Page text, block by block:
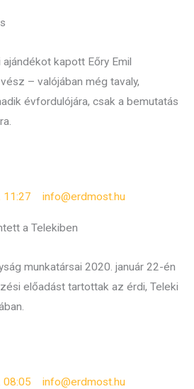
kapott Eőry Emil
– valójában még tavaly,
évfordulójára, csak a bemutatás
11:27 info@erdmost.hu
a Telekiben
munkatársai 2020. január 22-én
előadást tartottak az érdi, Teleki
08:05 info@erdmost.hu